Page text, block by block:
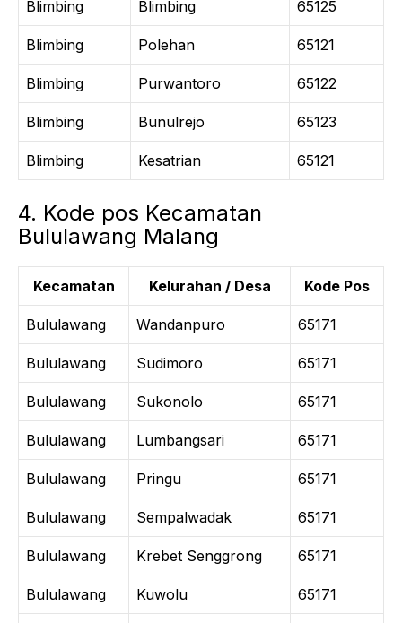
Blimbing Blimbing 65125
Blimbing Polehan 65121
Blimbing Purwantoro 65122
Blimbing Bunulrejo 65123
Blimbing Kesatrian 65121
4. Kode pos Kecamatan
Bululawang Malang
Kecamatan Kelurahan / Desa Kode Pos
Bululawang Wandanpuro 65171
Bululawang Sudimoro 65171
Bululawang Sukonolo 65171
Bululawang Lumbangsari 65171
Bululawang Pringu 65171
Bululawang Sempalwadak 65171
Bululawang Krebet Senggrong 65171
Bululawang Kuwolu 65171